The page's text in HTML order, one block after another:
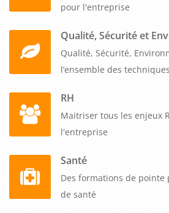
pour l'entreprise
Qualité, Sécurité et
Qualité, Sécurité,
l’ensemble des techniques
RH
Maitriser tous les enjeux
l'entreprise
Santé
Des formations de
de santé